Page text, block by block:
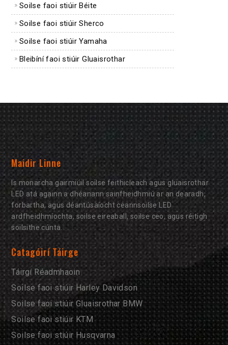
Soilse faoi stiúir Béite
Soilse faoi stiúir Sherco
Soilse faoi stiúir Yamaha
Bleibíní faoi stiúir Gluaisrothar
Maidir Linne
Is monarcha gairmiúil soilse feithicleach agus gluaisrothar
LED atá againn a dhéanann sainfheidhmiú ar an dearadh,
forbartha, agus déantúsaíocht ceannsoilse LED
ardfheidhmíochta, soilse eireaball, soilse ceo, agus réitigh
soilsithe cúnta.
Catagóirí Táirge
Táirgí Réadmhaoin
Soilse faoi stiúir Harley Davidson
Soilse faoi stiúir Gluaisrothar BMW
Soilse faoi stiúir KTM
Soilse faoi stiúir Husqvarna